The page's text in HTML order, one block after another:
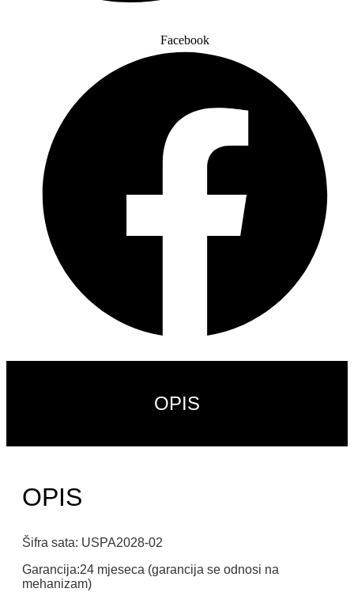
Facebook
OPIS
OPIS
Šifra sata: USPA2028-02
Garancija:24 mjeseca (garancija se odnosi na
mehanizam)